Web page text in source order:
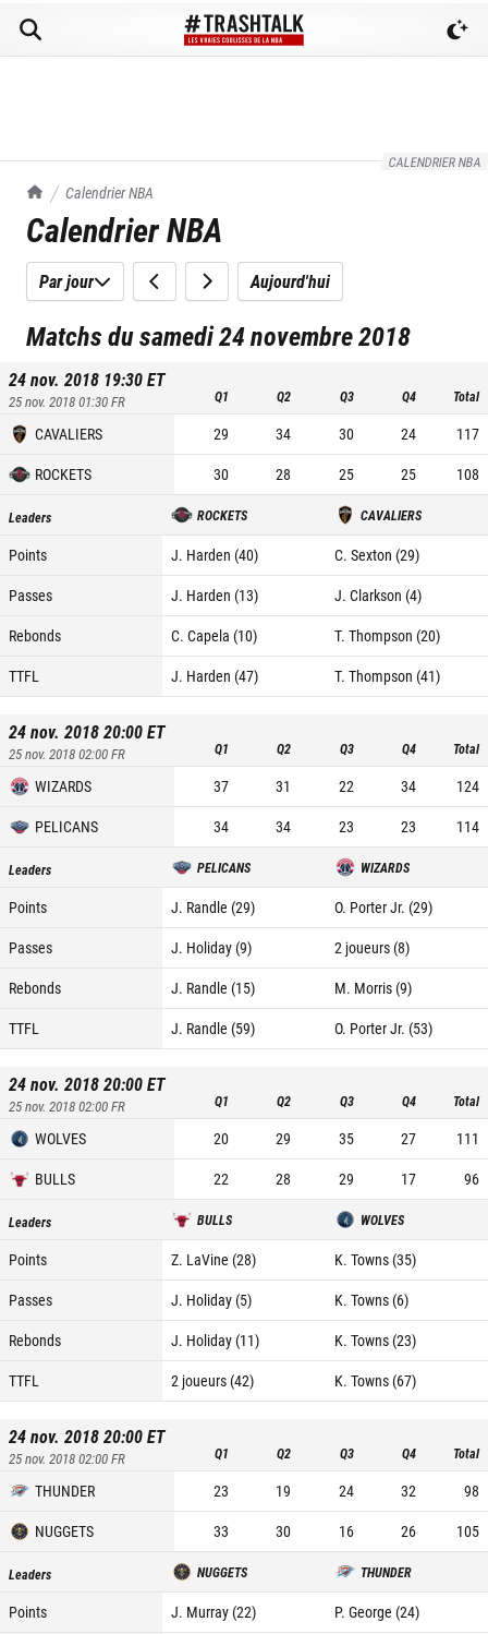
CALENDRIER NBA
TrashTalk Actu NBA
Calendrier NBA
Calendrier NBA
Par jour Aujourd'hui
Matchs du samedi 24 novembre 2018
24 nov. 2018 19:30ET
25 nov. 2018 01:30FR Q1 Q2 Q3 Q4 Total
CAVALIERS 29 34 30 24
117
ROCKETS
30 28 25 25 108
Leaders ROCKETS CAVALIERS
Points J. Harden (40)
C. Sexton (29)
Passes
J. Harden (13)
J. Clarkson (4)
Rebonds
C. Capela (10)
T. Thompson (20)
TTFL
J. Harden (47) T. Thompson (41)
24 nov. 2018 20:00ET
25 nov. 2018 02:00FR Q1 Q2 Q3 Q4 Total
WIZARDS 37 31 22 34
124
PELICANS
34 34 23 23 114
Leaders PELICANS WIZARDS
Points J. Randle (29)
O. Porter Jr. (29)
Passes
J. Holiday (9)
2 joueurs (8)
Rebonds
J. Randle (15)
M. Morris (9)
TTFL
J. Randle (59) O. Porter Jr. (53)
24 nov. 2018 20:00ET
25 nov. 2018 02:00FR Q1 Q2 Q3 Q4 Total
WOLVES 20 29 35 27
111
BULLS
22 28 29 17 96
Leaders BULLS WOLVES
Points Z. LaVine (28)
K. Towns (35)
Passes
J. Holiday (5)
K. Towns (6)
Rebonds
J. Holiday (11)
K. Towns (23)
TTFL
2 joueurs (42) K. Towns (67)
24 nov. 2018 20:00ET
25 nov. 2018 02:00FR Q1 Q2 Q3 Q4 Total
THUNDER 23 19 24 32
98
NUGGETS
33 30 16 26 105
Leaders NUGGETS THUNDER
Points J. Murray (22)
P. George (24)